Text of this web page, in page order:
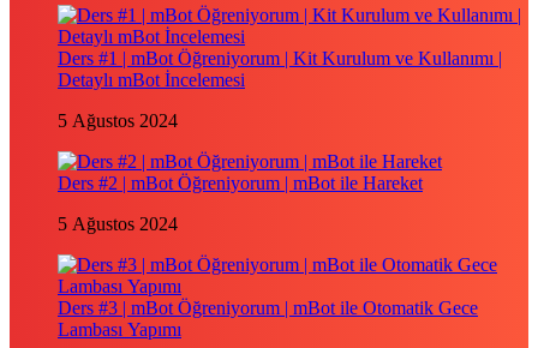
Ders #1 | mBot Öğreniyorum | Kit Kurulum ve Kullanımı |
Detaylı mBot İncelemesi
5 Ağustos 2024
Ders #2 | mBot Öğreniyorum | mBot ile Hareket
5 Ağustos 2024
Ders #3 | mBot Öğreniyorum | mBot ile Otomatik Gece
Lambası Yapımı